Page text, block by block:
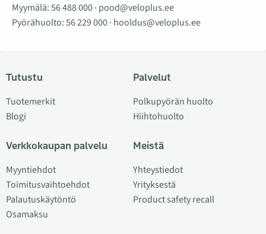
Myymälä:56 488 000· pood@veloplus.ee
Pyörähuolto:56 229 000· hooldus@veloplus.ee
Tutustu
Tuotemerkit
Blogi
Verkkokaupan palvelu
Myyntiehdot
Toimitusvaihtoehdot
Palautuskäytöntö
Osamaksu
Palvelut
Polkupyörän huolto
Hiihtohuolto
Meistä
Yhteystiedot
Yrityksestä
Product safety recall